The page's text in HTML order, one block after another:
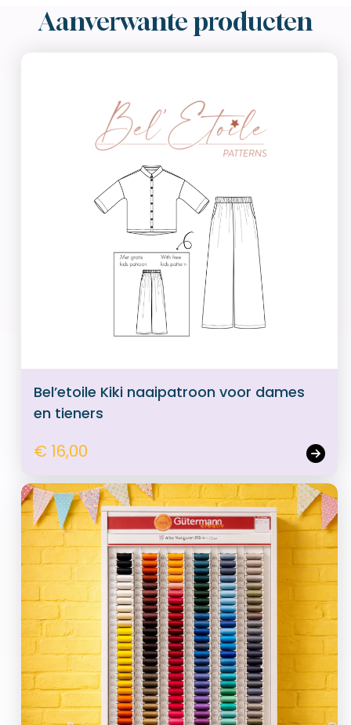
Aanverwante producten
Bel’etoile Kiki naaipatroon voor dames
en tieners
€ 16,00